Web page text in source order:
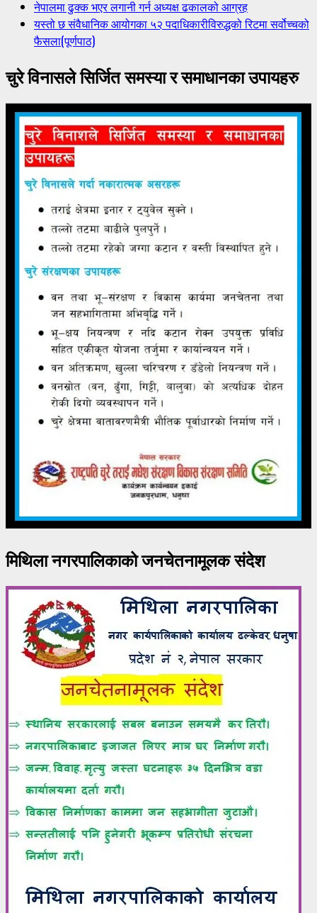
नेपालमा ढुक्क भएर लगानी गर्न अध्यक्ष ढकालको आग्रह
यस्तो छ संवैधानिक आयोगका ५२ पदाधिकारीविरुद्धको रिटमा सर्वोच्चको
फैसला(पूर्णपाठ)
चुरे विनासले सिर्जित समस्या र समाधानका उपायहरु
मिथिला नगरपालिकाको जनचेतनामूलक संदेश